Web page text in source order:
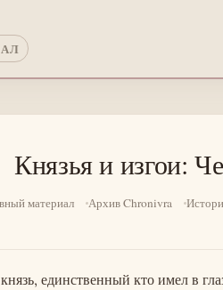
Князья и изгои:
материал Архив Chronivra
единственный кто имел в